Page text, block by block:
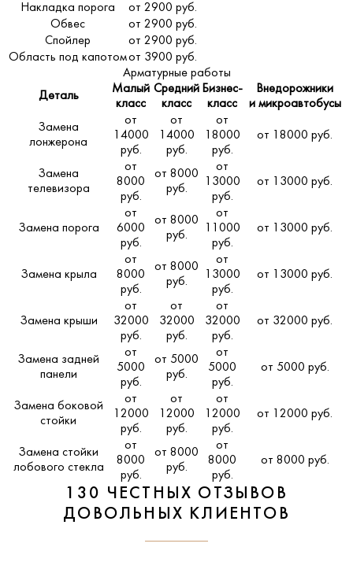
Накладка порога
от 2900 руб.
Обвес
от 2900 руб.
Спойлер
от 2900 руб.
Область под капотомот 3900 руб.
Арматурные работы
Деталь
Малый
класс
Средний
класс
Бизнес-
класс
Внедорожники
и микроавтобусы
Замена
лонжерона
от
14000
руб.
от
14000
руб.
от
18000
руб.
от 18000 руб.
Замена
телевизора
от
8000
руб.
от 8000
руб.
от
13000
руб.
от 13000 руб.
Замена порога
от
6000
руб.
от 8000
руб.
от
11000
руб.
от 13000 руб.
Замена крыла
от
8000
руб.
от 8000
руб.
от
13000
руб.
от 13000 руб.
Замена крыши
от
32000
руб.
от
32000
руб.
от
32000
руб.
от 32000 руб.
Замена задней
панели
от
5000
руб.
от 5000
руб.
от
5000
руб.
от 5000 руб.
Замена боковой
стойки
от
12000
руб.
от
12000
руб.
от
12000
руб.
от 12000 руб.
Замена стойки
лобового стекла
от
8000
руб.
от 8000
руб.
от
8000
руб.
от 8000 руб.
130 ЧЕСТНЫХ ОТЗЫВОВ
ДОВОЛЬНЫХ КЛИЕНТОВ